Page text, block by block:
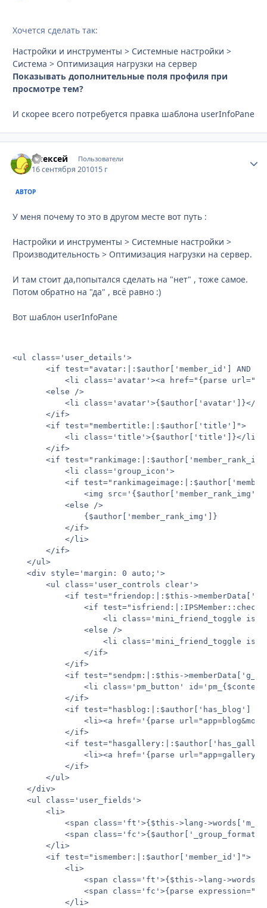
Хочется сделать так:
Настройки и инструменты > Системные настройки >
Система > Оптимизация нагрузки на сервер
Показывать дополнительные поля профиля при
просмотре тем?
И скорее всего потребуется правка шаблона userInfoPane
Алексей Пользователи
16 сентября 201015 г
АВТОР
У меня почему то это в другом месте вот путь :
Настройки и инструменты > Системные настройки >
Производительность > Оптимизация нагрузки на сервер.
И там стоит да,попытался сделать на "нет" , тоже самое.
Потом обратно на "да" , всё равно :)
Вот шаблон userInfoPane
<ul class='user_details'>
<if test="avatar:|:$author['member_id'] AND
<li class='avatar'><a href="{parse
       <else />
<li class='avatar'>{$author['avatar']}</
       </if>
       <if test="membertitle:|:$author['title']">
           <li class='title'>{$author['title']}</li>
       </if>
<if
           <li class='group_icon'>
<if
<img
           <else />
               {$author['member_rank_img']}
           </if>
           </li>
       </if>
   </ul>
   <div style='margin: 0 auto;'>
       <ul class='user_controls clear'>
<if test="friendop:|:$this-
<if
<li class='mini_friend_toggle
               <else />
<li class='mini_friend_toggle
               </if>
           </if>
<if test="sendpm:|:$this-
<li class='pm_button'
           </if>
<if test="hasblog:|:$author['has_blog']
<li><a href='{parse
           </if>
<if
<li><a href='{parse
           </if>
       </ul>
   </div>
   <ul class='user_fields'>
       <li>
<span class='ft'>{$this->lang-
<span
       </li>
       <if test="ismember:|:$author['member_id']">
           <li>
<span class='ft'>{$this->lang-
<span class='fc'>{parse
           </li>